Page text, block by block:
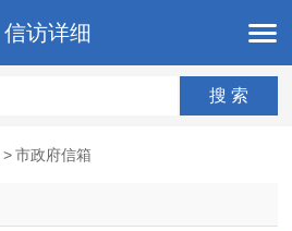
信访详细
> 市政府信箱